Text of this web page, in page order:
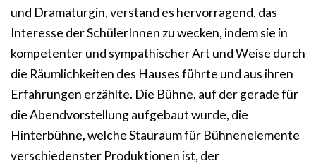
und Dramaturgin, verstand es hervorragend, das
Interesse der SchülerInnen zu wecken, indem sie in
kompetenter und sympathischer Art und Weise durch
die Räumlichkeiten des Hauses führte und aus ihren
Erfahrungen erzählte. Die Bühne, auf der gerade für
die Abendvorstellung aufgebaut wurde, die
Hinterbühne, welche Stauraum für Bühnenelemente
verschiedenster Produktionen ist, der